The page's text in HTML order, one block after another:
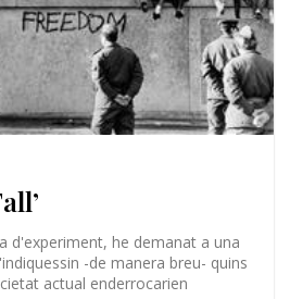
d'experiment, he demanat a una
-de manera breu- quins
actual enderrocarien